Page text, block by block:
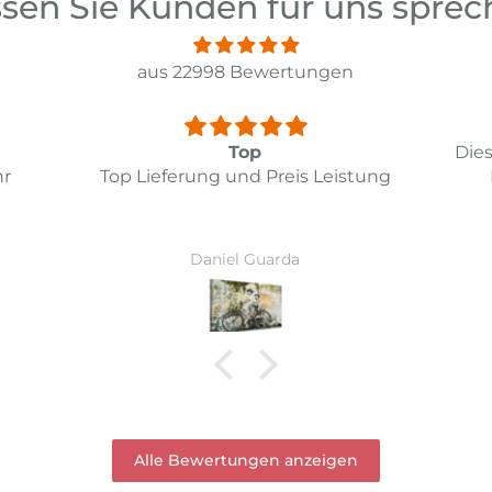
aus 22998 Bewertungen
Diesmal hat alles bestens geklappt.
Das Bild entspricht meinen
Ruth Hirschi
Alle Bewertungen anzeigen